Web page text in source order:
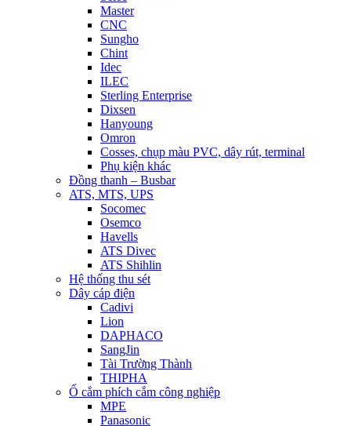
Master
CNC
Sungho
Chint
Idec
ILEC
Sterling Enterprise
Dixsen
Hanyoung
Omron
Cosses, chụp màu PVC, dây rút, terminal
Phụ kiện khác
Đồng thanh – Busbar
ATS, MTS, UPS
Socomec
Osemco
Havells
ATS Divec
ATS Shihlin
Hệ thống thu sét
Dây cáp điện
Cadivi
Lion
DAPHACO
SangJin
Tài Trường Thành
THIPHA
Ổ cắm phích cắm công nghiệp
MPE
Panasonic